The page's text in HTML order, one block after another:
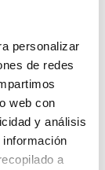
personalizar
de redes
web con
y análisis
a